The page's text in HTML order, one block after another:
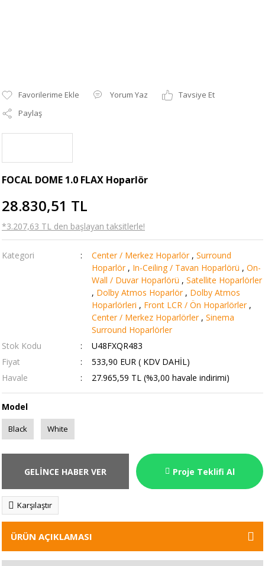
Yorum Yaz
Tavsiye Et
Paylaş
FOCAL DOME 1.0 FLAX Hoparlör
28.830,51 TL
*3.207,63 TL den başlayan taksitlerle!
Kategori Center / Merkez Hoparlör , Surround
Hoparlör , In-Ceiling / Tavan Hoparlörü , On-
Wall / Duvar Hoparlörü , Satellite Hoparlörler
, Dolby Atmos Hoparlör , Dolby Atmos
Hoparlörleri , Front LCR / Ön Hoparlörler ,
Center / Merkez Hoparlörler , Sinema
Surround Hoparlörler
Stok Kodu
U48FXQR483
Fiyat
533,90 EUR ( KDV DAHİL)
Havale
27.965,59 TL (%3,00 havale indirimi)
Model
Black White
GELİNCE HABER VER Proje Teklifi Al
Karşılaştır
ÜRÜN AÇIKLAMASI